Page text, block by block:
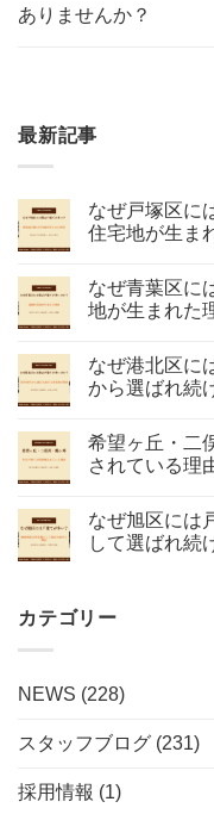
ありませんか？
最新記事
なぜ戸塚区に
住宅地が生ま
なぜ青葉区に
地が生まれた
なぜ港北区に
から選ばれ続
希望ヶ丘・二
されている理
なぜ旭区には
して選ばれ続
カテゴリー
NEWS (228)
スタッフブログ (231)
採用情報 (1)